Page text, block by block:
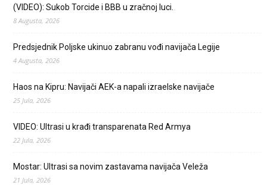
(VIDEO): Sukob Torcide i BBB u zračnoj luci.
8 Augusta, 2026
Predsjednik Poljske ukinuo zabranu vođi navijača Legije
4 Augusta, 2026
Haos na Kipru: Navijači AEK-a napali izraelske navijače
25 Jula, 2026
VIDEO: Ultrasi u krađi transparenata Red Armya
22 Jula, 2026
Mostar: Ultrasi sa novim zastavama navijača Veleža
21 Jula, 2026